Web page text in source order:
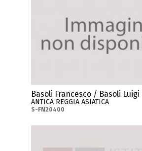
Basoli Francesco / Basoli Luigi
ANTICA REGGIA ASIATICA
S-FN20400